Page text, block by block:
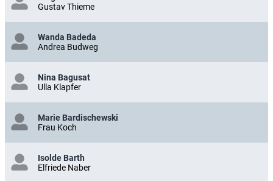
Gustav Thieme
Wanda Badeda
Andrea Budweg
Nina Bagusat
Ulla Klapfer
Marie Bardischewski
Frau Koch
Isolde Barth
Elfriede Naber